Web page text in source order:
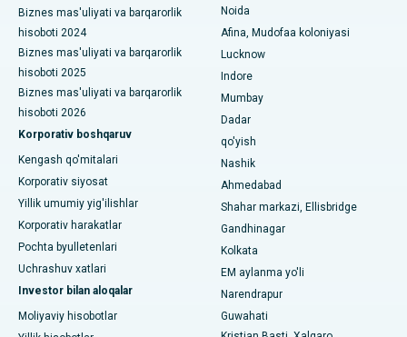
Panchavati, Nashikdagi eng yaxshi shifoxona
Sekunderabad, Haydaroboddagi eng yaxshi shifoxona
Seshadripuramdagi eng yaxshi kasalxona, Bangalor
Waltair Main Road, Visakhapatnamdagi eng yaxshi shifoxona
Subhash Nagar yo'lidagi eng yaxshi kasalxona, Karimnagar
Managari, Karaikudi shahridagi eng yaxshi shifoxona
Arepally, Warangaldagi eng yaxshi shifoxona
Arera koloniyasidagi eng yaxshi kasalxona, Bhopal
Jayanagar, Bangalordagi eng yaxshi kasalxona
Biznes mas'uliyati va barqarorlik
hisoboti 2024
Biznes mas'uliyati va barqarorlik
hisoboti 2025
Biznes mas'uliyati va barqarorlik
hisoboti 2026
Korporativ boshqaruv
Kengash qo'mitalari
Korporativ siyosat
Yillik umumiy yig'ilishlar
Korporativ harakatlar
Pochta byulletenlari
Uchrashuv xatlari
Investor bilan aloqalar
Moliyaviy hisobotlar
Noida
Afina, Mudofaa koloniyasi
Lucknow
Indore
Mumbay
Dadar
qo'yish
Nashik
Ahmedabad
Shahar markazi, Ellisbridge
Gandhinagar
Kolkata
EM aylanma yo'li
Narendrapur
Guwahati